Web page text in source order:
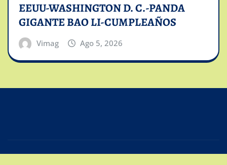
EEUU-WASHINGTON D. C.-PANDA
GIGANTE BAO LI-CUMPLEAÑOS
Vimag Ago 5, 2026